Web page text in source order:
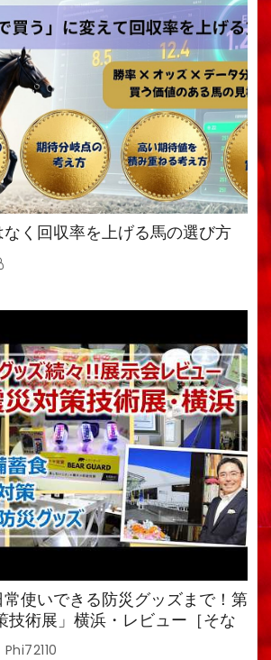
く回収率を上げる馬の選び方
使いできる防災グッズまで！第
技術展」横浜・レビュー［そな
也］
Phi72110